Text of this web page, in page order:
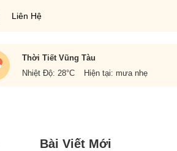
Liên Hệ
Thời Tiết Vũng Tàu
Nhiệt Độ: 28°C Hiện tại: mưa nhẹ
Bài Viết Mới